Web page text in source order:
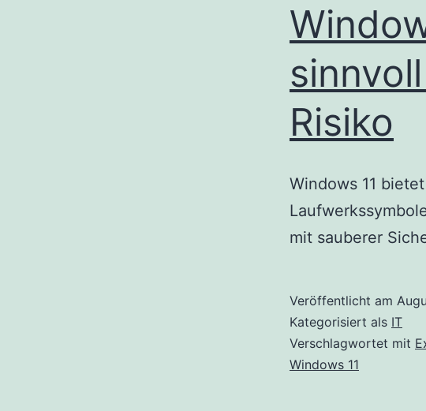
Risiko
Windows 11
mit sauberer
Veröffentlicht am
Kategorisiert als IT
Verschlagwortet mit
Windows 11